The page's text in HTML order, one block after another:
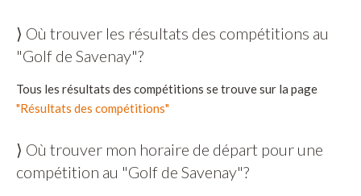
⟩ Où trouver les résultats des compétitions au
"Golf de Savenay"?
Tous les résultats des compétitions se trouve sur la page
"Résultats des compétitions"
⟩ Où trouver mon horaire de départ pour une
compétition au "Golf de Savenay"?